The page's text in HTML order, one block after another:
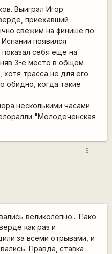
Выиграл Игор
приехавший
свежим на финише по
появился
себя еще на
3-е место в общем
трасса не для его
обидно, когда такие
несколькими часами
"Молодеченская
more_vert
великолепно... Пако
как раз и
за всеми отрывами, и
Правда, ставка